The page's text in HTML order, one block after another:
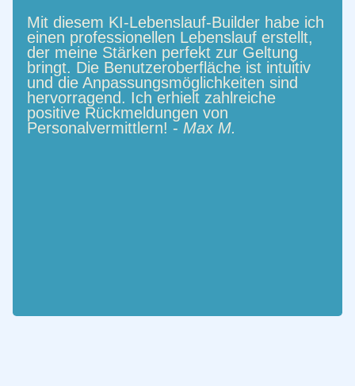
Mit diesem KI-Lebenslauf-Builder habe ich
einen professionellen Lebenslauf erstellt,
der meine Stärken perfekt zur Geltung
bringt. Die Benutzeroberfläche ist intuitiv
und die Anpassungsmöglichkeiten sind
hervorragend. Ich erhielt zahlreiche
positive Rückmeldungen von
Personalvermittlern! - Max M.